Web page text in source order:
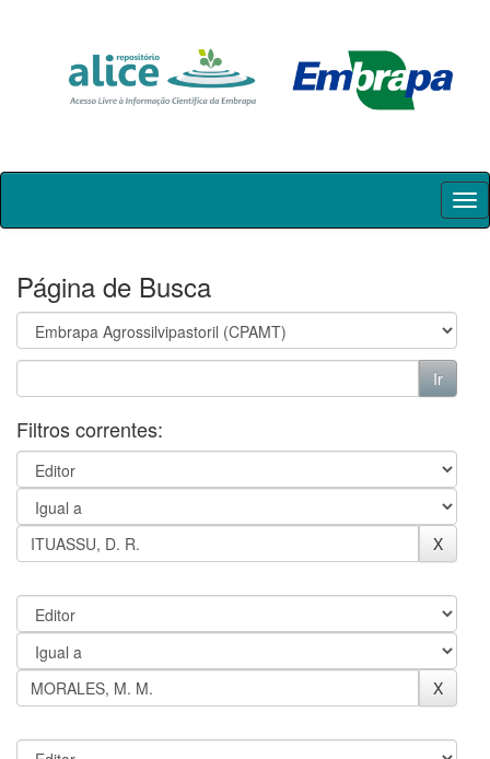
Skip
Página de Busca
Filtros correntes: